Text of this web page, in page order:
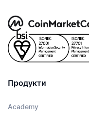
Продукти
Academy